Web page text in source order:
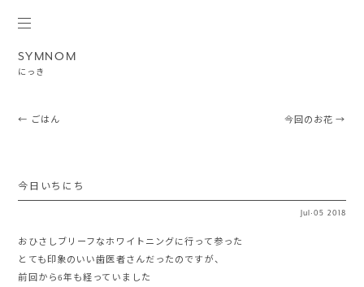
SYMNOM
にっき
Post navigation
← ごはん 今回のお花→
今日いちにち
Jul ·05 2018
おひさしブリーフなホワイトニングに行って参った
とても印象のいい歯医者さんだったのですが、
前回から6年も経っていました